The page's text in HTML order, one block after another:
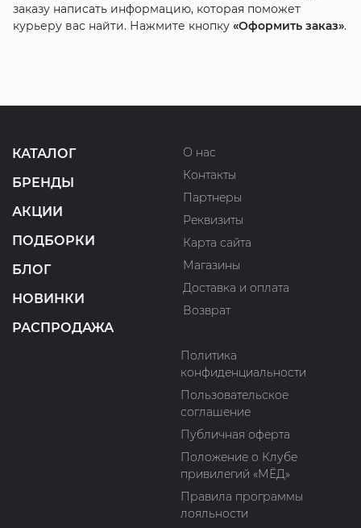
заказу написать информацию, которая поможет
курьеру вас найти. Нажмите кнопку «Оформить заказ».
КАТАЛОГ
БРЕНДЫ
АКЦИИ
ПОДБОРКИ
БЛОГ
НОВИНКИ
РАСПРОДАЖА
О нас
Контакты
Партнеры
Реквизиты
Карта сайта
Магазины
Доставка и оплата
Возврат
Политика
конфиденциальности
Пользовательское
соглашение
Публичная оферта
Положение о Клубе
привилегий «МЁД»
Правила программы
лояльности